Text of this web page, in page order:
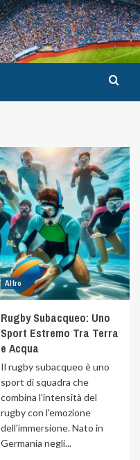
Altro
Rugby Subacqueo: Uno
Sport Estremo Tra Terra
e Acqua
Il rugby subacqueo è uno
sport di squadra che
combina l'intensità del
rugby con l'emozione
dell'immersione. Nato in
Germania negli...